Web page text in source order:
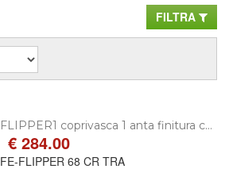
FILTRA
FLIPPER1 coprivasca 1 anta finitura c...
€ 284.00
FE-FLIPPER 68 CR TRA